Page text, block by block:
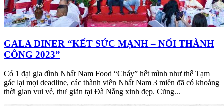
GALA DINER “KẾT SỨC MẠNH – NỐI THÀNH
CÔNG 2023”
Có 1 đại gia đình Nhất Nam Food “Cháy” hết mình như thế Tạm
gác lại mọi deadline, các thành viên Nhất Nam 3 miền đã có khoảng
thời gian vui vẻ, thư giãn tại Đà Nẵng xinh đẹp. Cũng...